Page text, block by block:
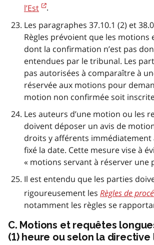
l’Est
.
Les paragraphes 37.10.1 (2) et
Règles prévoient que les motions
dont la confirmation n’est pas
entendues par le tribunal. Les
pas autorisées à comparaître à
réservée aux motions pour
motion non confirmée soit
Les auteurs d’une motion ou les
doivent déposer un avis de
droits y afférents immédiatement
fixé la date. Cette mesure vise à
« motions servant à réserver une
Il est entendu que les parties
rigoureusement les Règles de
notamment les règles se
C. Motions et requêtes
(1) heure ou selon la directive